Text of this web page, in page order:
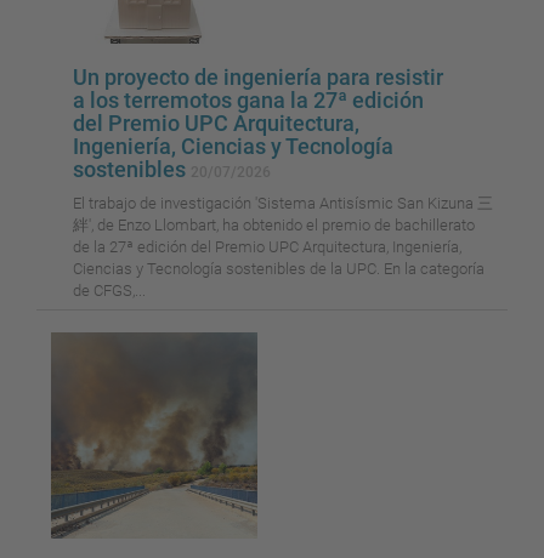
Un proyecto de ingeniería para resistir
a los terremotos gana la 27ª edición
del Premio UPC Arquitectura,
Ingeniería, Ciencias y Tecnología
sostenibles
El trabajo de investigación 'Sistema Antisísmic San Kizuna 三
絆', de Enzo Llombart, ha obtenido el premio de bachillerato
de la 27ª edición del Premio UPC Arquitectura, Ingeniería,
Ciencias y Tecnología sostenibles de la UPC. En la categoría
de CFGS,...